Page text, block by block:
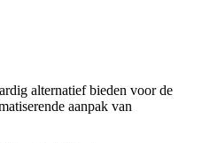
alternatief bieden voor de
aanpak van